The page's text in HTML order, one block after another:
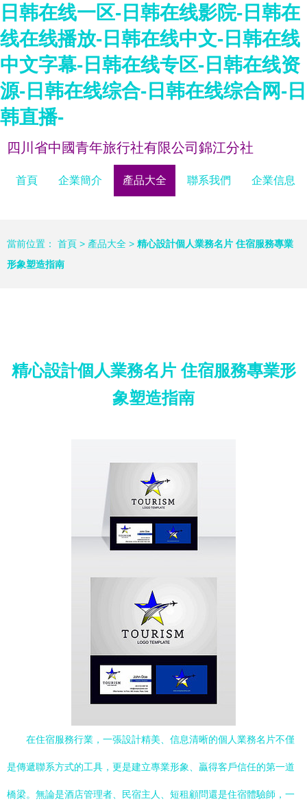
日韩在线一区-日韩在线影院-日韩在
线在线播放-日韩在线中文-日韩在线
中文字幕-日韩在线专区-日韩在线资
源-日韩在线综合-日韩在线综合网-日
韩直播-
四川省中國青年旅行社有限公司錦江分社
首頁 企業簡介 產品大全 聯系我們 企業信息
當前位置： 首頁 > 產品大全 > 精心設計個人業務名片 住宿服務專業
形象塑造指南
精心設計個人業務名片 住宿服務專業形
象塑造指南
在住宿服務行業，一張設計精美、信息清晰的個人業務名片不僅
是傳遞聯系方式的工具，更是建立專業形象、贏得客戶信任的第一道
橋梁。無論是酒店管理者、民宿主人、短租顧問還是住宿體驗師，一